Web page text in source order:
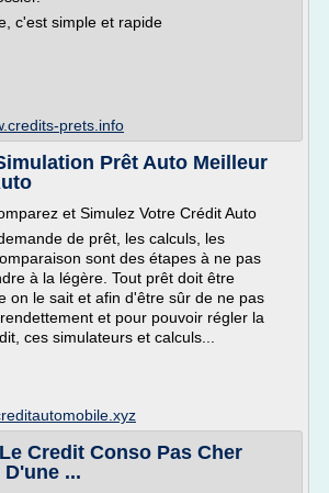
c'est simple et rapide
prets.info
Prêt Auto Meilleur
et Simulez Votre Crédit Auto
de prêt, les calculs, les
sont des étapes à ne pas
à la légère. Tout prêt doit être
on le sait et afin d'être sûr de ne pas
et pour pouvoir régler la
ces simulateurs et calculs...
Credit Conso Pas Cher
...